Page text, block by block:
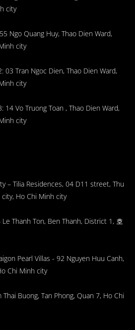
city
Ngo Quang Huy, Thao Dien Ward,
city
03 Tran Ngoc Dien, Thao Dien Ward,
city
14 Vo Truong Toan , Thao Dien Ward,
city
– Tilia Residences, 04 D11 street, Thu
Ho Chi Minh city
Thanh Ton, Ben Thanh, District 1, 호
Pearl Villas - 92 Nguyen Huu Canh,
Chi Minh city
Buong, Tan Phong, Quan 7, Ho Chi